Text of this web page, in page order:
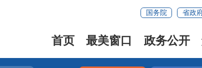
国务院 省政
首页 最美窗口 政务公开